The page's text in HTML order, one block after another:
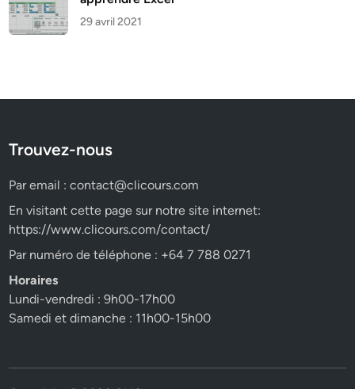
29 avril 2021
Trouvez-nous
Par email :contact@clicours.com
En visitant cette page sur notre site internet:
https://www.clicours.com/contact/
Par numéro de téléphone : +64 7 788 0271
Horaires
Lundi-vendredi : 9h00-17h00
Samedi et dimanche : 11h00-15h00